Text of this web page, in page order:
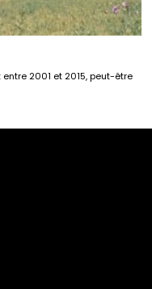
2001 et 2015, peut-être